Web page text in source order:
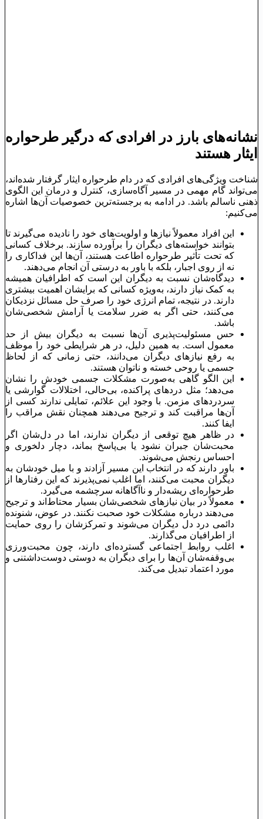
نشانه‌های بارز در افرادی که درگیر طرحواره
ایثار هستند
شناخت ویژگی‌های افرادی که در دام طرحواره ایثار گرفتار شده‌اند،
می‌تواند گام مهمی در مسیر آگاه‌سازی، کنترل و درمان این الگوی
ذهنی ناسالم باشد. در ادامه به برجسته‌ترین خصوصیات آن‌ها اشاره
می‌کنیم:
این افراد معمولاً نیازها و اولویت‌های خود را نادیده می‌گیرند تا
بتوانند خواسته‌های دیگران را برآورده سازند. برخلاف کسانی
که تحت تأثیر طرحواره اطاعت هستند، آن‌ها این فداکاری را
نه از روی اجبار، بلکه با باور به درستی آن انجام می‌دهند.
دیدگاه‌شان نسبت به دیگران این است که اطرافیان همیشه
به کمک نیاز دارند، به‌ویژه کسانی که برایشان اهمیت بیشتری
دارند. در نتیجه، تمام انرژی خود را صرف حل مسائل نزدیکان
می‌کنند، حتی اگر به ضرر سلامت یا آرامش شخصی‌شان
باشد.
حس مسئولیت‌پذیری آن‌ها نسبت به دیگران بیش از حد
معمول است. به همین دلیل، در هر شرایطی خود را موظف
به رفع نیازهای دیگران می‌دانند، حتی زمانی که از لحاظ
جسمی یا روحی خسته و ناتوان هستند.
این الگو گاهی به‌صورت مشکلات جسمی خودش را نشان
می‌دهد؛ مثل دردهای پراکنده، بی‌حالی، اختلالات گوارشی یا
سردردهای مزمن. با وجود این علائم، تمایلی ندارند کسی از
آن‌ها مراقبت کند و ترجیح می‌دهند همچنان نقش مراقب را
ایفا کنند.
در ظاهر هیچ توقعی از دیگران ندارند، اما در دل‌شان اگر
محبت‌شان جبران نشود یا بی‌پاسخ بماند، دچار دلخوری و
احساس رنجش می‌شوند.
باور دارند که در انتخاب این مسیر آزادند و با میل خودشان به
دیگران محبت می‌کنند، اما اغلب نمی‌پذیرند که این رفتارها از
طرحواره‌ای ریشه‌دار و ناآگاهانه سرچشمه می‌گیرد.
معمولاً در بیان نیازهای شخصی‌شان بسیار محتاط‌اند و ترجیح
می‌دهند درباره مشکلات خود صحبت نکنند. در عوض، شنونده
دائمی درد دل دیگران می‌شوند و تمرکزشان را روی حمایت
از اطرافیان می‌گذارند.
اغلب روابط اجتماعی گسترده‌ای دارند، چون محبت‌ورزی
بی‌وقفه‌شان آن‌ها را برای دیگران به دوستی دوست‌داشتنی و
مورد اعتماد تبدیل می‌کند.